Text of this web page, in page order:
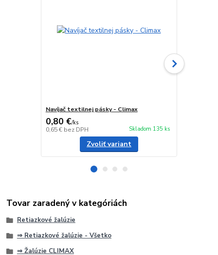
Navíjač textilnej pásky - Climax
0,80 €/ks
0,65 € bez DPH Skladom 135 ks
Zvoliť variant
Tovar zaradený v kategóriách
Retiazkové žalúzie
⇒ Retiazkové žalúzie - Všetko
⇒ Žalúzie CLIMAX